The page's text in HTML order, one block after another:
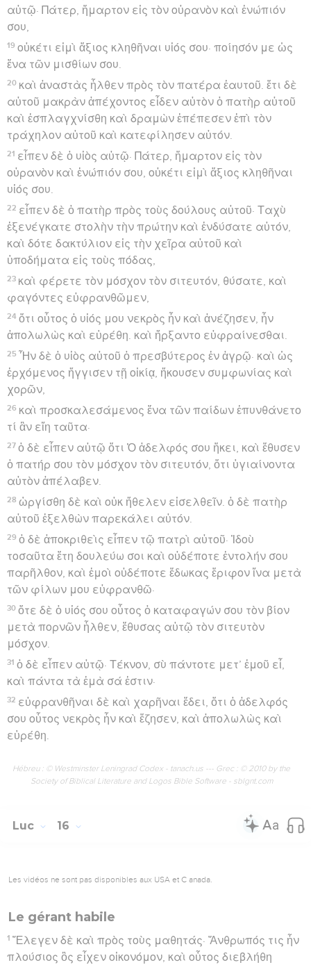
αὐτῷ· Πάτερ, ἥμαρτον εἰς τὸν οὐρανὸν καὶ ἐνώπιόν
σου,
19 οὐκέτι εἰμὶ ἄξιος κληθῆναι υἱός σου· ποίησόν με ὡς
ἕνα τῶν μισθίων σου.
20 καὶ ἀναστὰς ἦλθεν πρὸς τὸν πατέρα ἑαυτοῦ. ἔτι δὲ
αὐτοῦ μακρὰν ἀπέχοντος εἶδεν αὐτὸν ὁ πατὴρ αὐτοῦ
καὶ ἐσπλαγχνίσθη καὶ δραμὼν ἐπέπεσεν ἐπὶ τὸν
τράχηλον αὐτοῦ καὶ κατεφίλησεν αὐτόν.
21 εἶπεν δὲ ὁ υἱὸς αὐτῷ· Πάτερ, ἥμαρτον εἰς τὸν
οὐρανὸν καὶ ἐνώπιόν σου, οὐκέτι εἰμὶ ἄξιος κληθῆναι
υἱός σου.
22 εἶπεν δὲ ὁ πατὴρ πρὸς τοὺς δούλους αὐτοῦ· Ταχὺ
ἐξενέγκατε στολὴν τὴν πρώτην καὶ ἐνδύσατε αὐτόν,
καὶ δότε δακτύλιον εἰς τὴν χεῖρα αὐτοῦ καὶ
ὑποδήματα εἰς τοὺς πόδας,
23 καὶ φέρετε τὸν μόσχον τὸν σιτευτόν, θύσατε, καὶ
φαγόντες εὐφρανθῶμεν,
24 ὅτι οὗτος ὁ υἱός μου νεκρὸς ἦν καὶ ἀνέζησεν, ἦν
ἀπολωλὼς καὶ εὑρέθη. καὶ ἤρξαντο εὐφραίνεσθαι.
25 Ἦν δὲ ὁ υἱὸς αὐτοῦ ὁ πρεσβύτερος ἐν ἀγρῷ· καὶ ὡς
ἐρχόμενος ἤγγισεν τῇ οἰκίᾳ, ἤκουσεν συμφωνίας καὶ
χορῶν,
26 καὶ προσκαλεσάμενος ἕνα τῶν παίδων ἐπυνθάνετο
τί ἂν εἴη ταῦτα·
27 ὁ δὲ εἶπεν αὐτῷ ὅτι Ὁ ἀδελφός σου ἥκει, καὶ ἔθυσεν
ὁ πατήρ σου τὸν μόσχον τὸν σιτευτόν, ὅτι ὑγιαίνοντα
αὐτὸν ἀπέλαβεν.
28 ὠργίσθη δὲ καὶ οὐκ ἤθελεν εἰσελθεῖν. ὁ δὲ πατὴρ
αὐτοῦ ἐξελθὼν παρεκάλει αὐτόν.
29 ὁ δὲ ἀποκριθεὶς εἶπεν τῷ πατρὶ αὐτοῦ· Ἰδοὺ
τοσαῦτα ἔτη δουλεύω σοι καὶ οὐδέποτε ἐντολήν σου
παρῆλθον, καὶ ἐμοὶ οὐδέποτε ἔδωκας ἔριφον ἵνα μετὰ
τῶν φίλων μου εὐφρανθῶ·
30 ὅτε δὲ ὁ υἱός σου οὗτος ὁ καταφαγών σου τὸν βίον
μετὰ πορνῶν ἦλθεν, ἔθυσας αὐτῷ τὸν σιτευτὸν
μόσχον.
31 ὁ δὲ εἶπεν αὐτῷ· Τέκνον, σὺ πάντοτε μετ’ ἐμοῦ εἶ,
καὶ πάντα τὰ ἐμὰ σά ἐστιν·
32 εὐφρανθῆναι δὲ καὶ χαρῆναι ἔδει, ὅτι ὁ ἀδελφός
σου οὗτος νεκρὸς ἦν καὶ ἔζησεν, καὶ ἀπολωλὼς καὶ
εὑρέθη.
Hébreu : © Westminster Leningrad Codex - tanach.us --- Grec : © 2010 by the
Society of Biblical Literature and Logos Bible Software - sblgnt.com
Luc 16
Les vidéos ne sont pas disponibles aux USA et C anada.
Le gérant habile
1 Ἔλεγεν δὲ καὶ πρὸς τοὺς μαθητάς· Ἄνθρωπός τις ἦν
πλούσιος ὃς εἶχεν οἰκονόμον, καὶ οὗτος διεβλήθη